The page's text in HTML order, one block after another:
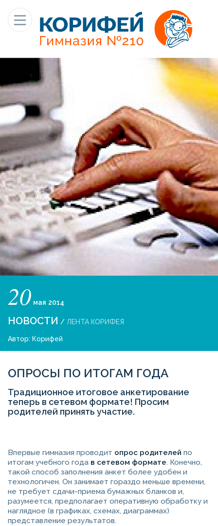
20 мая 2014
НОВОСТИ / ЛЕНТА КОРИФЕЯ
Автор: Корифей
ОПРОСЫ ПО ИТОГАМ ГОДА
Традиционное итоговое анкетирование
теперь в сетевом формате! Просим
родителей принять участие.
Впервые гимназия проводит опрос родителей по
итогам учебного года в сетевом формате. Конечно,
такой способ заполнения анкет более удобен и
технологичен. Он занимает гораздо меньше времени,
не требует сдачи-приема бумажных бланков и,
разумеется, предполагает оперативную обработку и
наглядное (в графиках, схемах, диаграммах)
представление результатов.